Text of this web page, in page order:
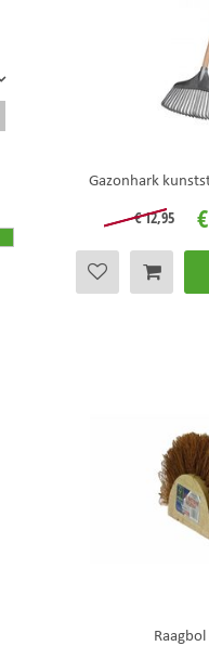
Gazonhark
€12,95 €